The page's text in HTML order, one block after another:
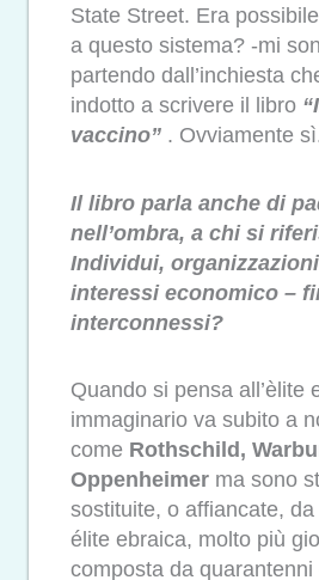
State Street. Era
a questo sistema? -mi
partendo dall’inchiesta
indotto a scrivere il libro
vaccino” . Ovviamente
Il libro parla anche di
nell’ombra, a chi si
Individui,
interessi economico –
interconnessi?
Quando si pensa all’èlite
immaginario va subito a
come Rothschild,
Oppenheimer ma sono
sostituite, o affiancate,
élite ebraica, molto più
composta da